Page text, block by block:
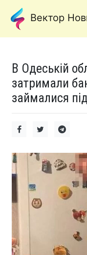
Вектор
В Одеській
затримали
займалися